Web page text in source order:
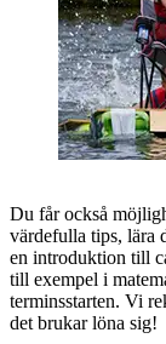
Du får också
värdefulla tips, lära
en introduktion till
till exempel i
terminsstarten. Vi
det brukar löna sig!